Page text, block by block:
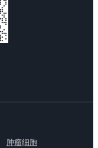
肿瘤细胞